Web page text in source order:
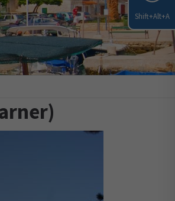
Shift+Alt+A